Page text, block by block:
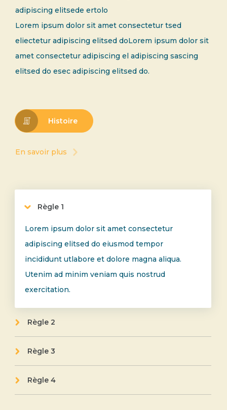
adipiscing elitsede ertolo
Lorem ipsum dolor sit amet consectetur tsed
eliectetur adipiscing elitsed doLorem ipsum dolor sit
amet consectetur adipiscing el adipiscing sascing
elitsed do esec adipiscing elitsed do.
Histoire
En savoir plus
Règle 1
Lorem ipsum dolor sit amet consectetur
adipiscing elitsed do eiusmod tempor
incididunt utlabore et dolore magna aliqua.
Utenim ad minim veniam quis nostrud
exercitation.
Règle 2
Règle 3
Règle 4